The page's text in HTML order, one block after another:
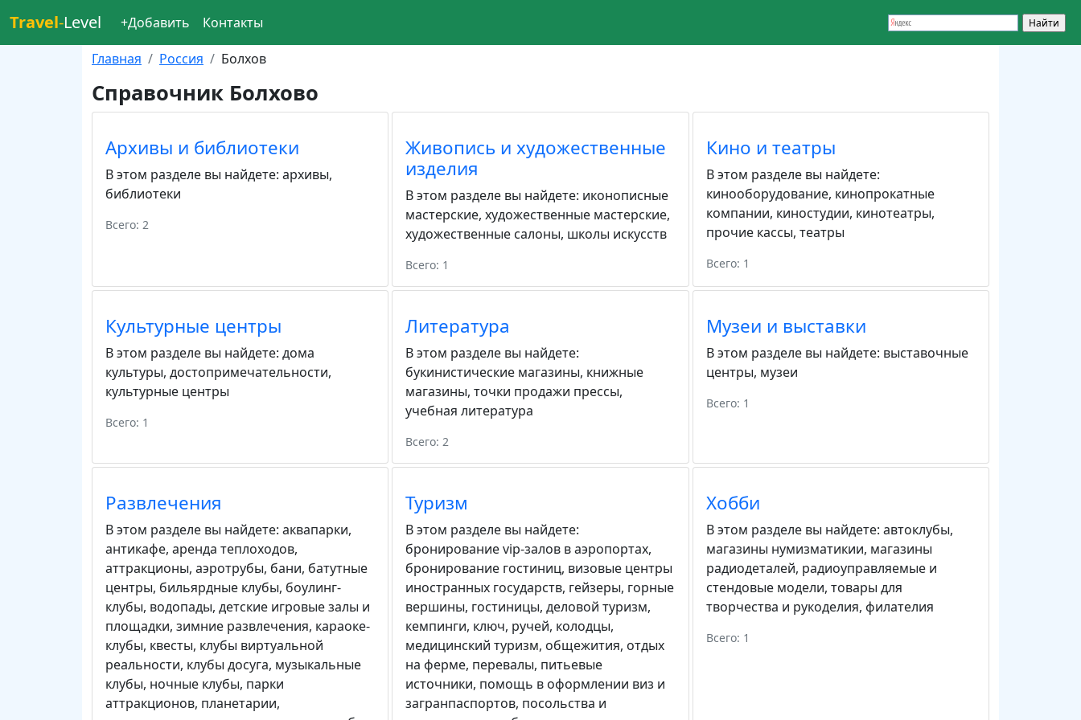
Travel-Level +Добавить Контакты
Главная Россия Болхов
Справочник Болхово
Архивы и библиотеки
В этом разделе вы найдете: архивы,
библиотеки
Всего: 2
Живопись и художественные
изделия
В этом разделе вы найдете: иконописные
мастерские,художественные мастерские,
художественные салоны, школы искусств
Всего: 1
Кино и театры
В этом разделе вы найдете:
кинооборудование, кинопрокатные
компании, киностудии, кинотеатры,
прочие кассы, театры
Всего: 1
Культурные центры
В этом разделе вы найдете: дома
культуры, достопримечательности,
культурные центры
Всего: 1
Литература
В этом разделе вы найдете:
букинистические магазины, книжные
магазины,точки продажи прессы,
учебная литература
Всего: 2
Музеи и выставки
В этом разделе вы найдете: выставочные
центры, музеи
Всего: 1
Развлечения
В этом разделе вы найдете: аквапарки,
антикафе, аренда теплоходов,
аттракционы, аэротрубы, бани, батутные
центры, бильярдные клубы, боулинг-
клубы, водопады, детские игровые залы и
площадки, зимние развлечения, караоке-
клубы, квесты, клубы виртуальной
реальности, клубы досуга, музыкальные
клубы, ночные клубы, парки
аттракционов, планетарии,
Туризм
В этом разделе вы найдете:
бронирование vip-залов в аэропортах,
бронирование гостиниц, визовые центры
иностранных государств, гейзеры, горные
вершины, гостиницы,деловой туризм,
кемпинги, ключ, ручей, колодцы,
медицинский туризм, общежития, отдых
на ферме, перевалы, питьевые
источники, помощь в оформлении виз и
загранпаспортов, посольства и
Хобби
В этом разделе вы найдете: автоклубы,
магазины нумизматикии, магазины
радиодеталей, радиоуправляемые и
стендовые модели, товары для
творчества и рукоделия, филателия
Всего: 1